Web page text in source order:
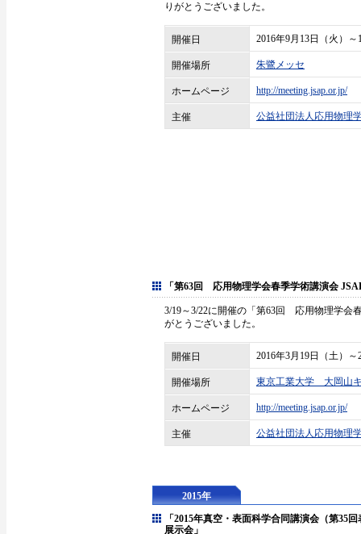
りがとうございました。
開催日 2016年9月13日（火）～
開催場所 朱鷺メッセ
ホームページ http://meeting.jsap.or.jp/
主催 公益社団法人応用物理
「第63回 応用物理学会春季学術講演会
3/19～3/22に開催の「第63回 応用物理学会
がとうございました。
開催日 2016年3月19日（土）～
開催場所 東京工業大学 大岡山
ホームページ http://meeting.jsap.or.jp/
主催 公益社団法人応用物理
2015年
「2015年真空・表面科学合同講演会（第
展示会」